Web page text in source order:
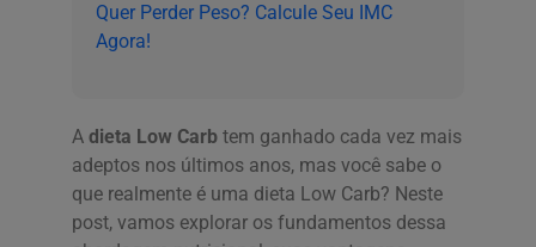
Quer Perder Peso? Calcule Seu IMC
Agora!
A dieta Low Carb tem ganhado cada vez mais
adeptos nos últimos anos, mas você sabe o
que realmente é uma dieta Low Carb? Neste
post, vamos explorar os fundamentos dessa